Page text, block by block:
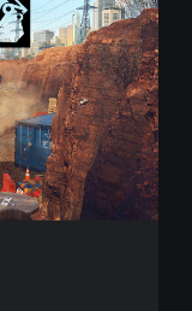
a
n
d
a
r
d
E
d
i
t